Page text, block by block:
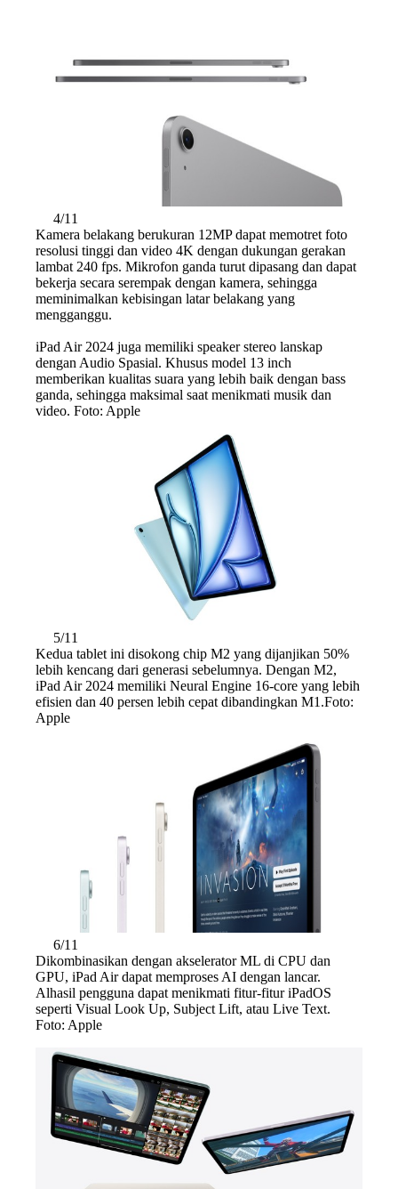
4/11
Kamera belakang berukuran 12MP dapat memotret foto
resolusi tinggi dan video 4K dengan dukungan gerakan
lambat 240 fps. Mikrofon ganda turut dipasang dan dapat
bekerja secara serempak dengan kamera, sehingga
meminimalkan kebisingan latar belakang yang
mengganggu.
iPad Air 2024 juga memiliki speaker stereo lanskap
dengan Audio Spasial. Khusus model 13 inch
memberikan kualitas suara yang lebih baik dengan bass
ganda, sehingga maksimal saat menikmati musik dan
video. Foto: Apple
5/11
Kedua tablet ini disokong chip M2 yang dijanjikan 50%
lebih kencang dari generasi sebelumnya. Dengan M2,
iPad Air 2024 memiliki Neural Engine 16-core yang lebih
efisien dan 40 persen lebih cepat dibandingkan M1.Foto:
Apple
6/11
Dikombinasikan dengan akselerator ML di CPU dan
GPU, iPad Air dapat memproses AI dengan lancar.
Alhasil pengguna dapat menikmati fitur-fitur iPadOS
seperti Visual Look Up, Subject Lift, atau Live Text.
Foto: Apple